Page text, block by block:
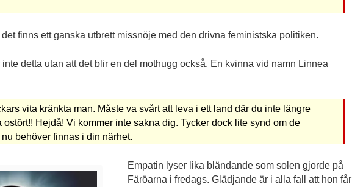
finns ett ganska utbrett missnöje med den drivna feministska politiken.
detta utan att det blir en del mothugg också. En kvinna vid namn Linnea
vita kränkta man. Måste va svårt att leva i ett land där du inte längre
ostört!! Hejdå! Vi kommer inte sakna dig. Tycker dock lite synd om de
behöver finnas i din närhet.
Empatin lyser lika bländande som solen gjorde på
Färöarna i fredags. Glädjande är i alla fall att hon får